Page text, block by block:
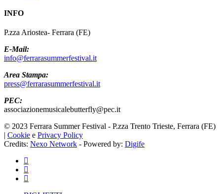
INFO
P.zza Ariostea- Ferrara (FE)
E-Mail:
info@ferrarasummerfestival.it
Area Stampa:
press@ferrarasummerfestival.it
PEC:
associazionemusicalebutterfly@pec.it
© 2023 Ferrara Summer Festival - P.zza Trento Trieste, Ferrara (FE)
| Cookie e Privacy Policy
Credits: Nexo Network - Powered by: Digife
facebook
youtube
instagram